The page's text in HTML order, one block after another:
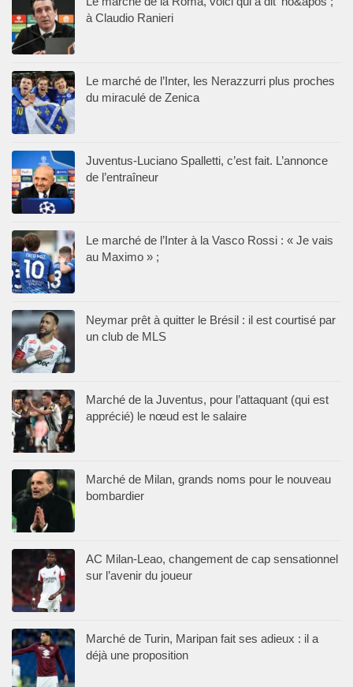
à Claudio Ranieri
Le marché de l’Inter, les Nerazzurri plus proches
du miraculé de Zenica
Juventus-Luciano Spalletti, c’est fait. L’annonce
de l’entraîneur
Le marché de l’Inter à la Vasco Rossi : « Je vais
au Maximo » ;
Neymar prêt à quitter le Brésil : il est courtisé par
un club de MLS
Marché de la Juventus, pour l’attaquant (qui est
apprécié) le nœud est le salaire
Marché de Milan, grands noms pour le nouveau
bombardier
AC Milan-Leao, changement de cap sensationnel
sur l’avenir du joueur
Marché de Turin, Maripan fait ses adieux : il a
déjà une proposition